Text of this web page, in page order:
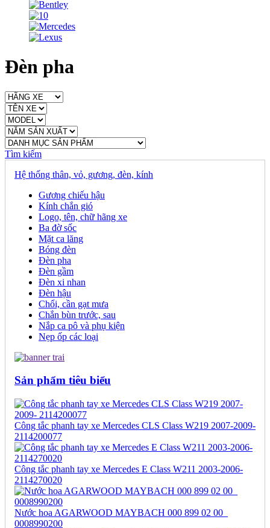
Đèn pha
Tìm kiếm
Hệ thống thân, vỏ, gương, đèn, kính
Gương chiếu hậu
Kính chắn gió
Logo, tên, chữ hãng xe
Ba đờ sốc
Mặt ca lăng
Bóng đèn
Đèn pha
Đèn gầm
Đèn xi nhan
Đèn hậu
Chổi, cần gạt mưa
Chắn bùn trước, sau
Nắp ca pô và phụ kiện
Nẹp ốp các loại
Sản phẩm tiêu biểu
Công tắc phanh tay xe Mercedes CLS Class W219 2007-2009-
2114200077
Công tắc phanh tay xe Mercedes E Class W211 2003-2006-
2114270020
Nước hoa AGARWOOD MAYBACH 000 899 02 00_
0008990200